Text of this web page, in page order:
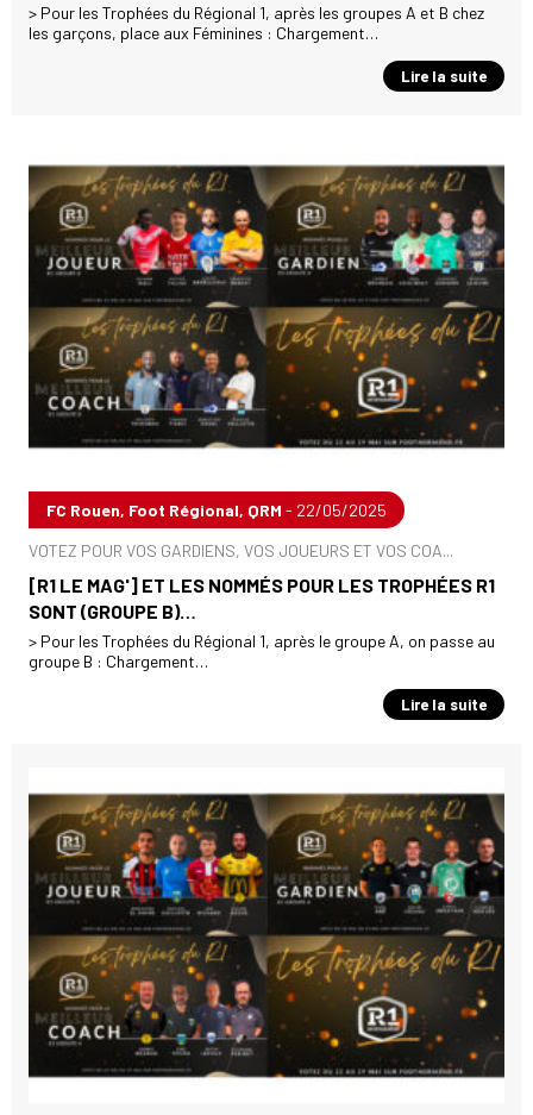
> Pour les Trophées du Régional 1, après les groupes A et B chez
les garçons, place aux Féminines : Chargement…
Lire la suite
FC Rouen, Foot Régional, QRM - 22/05/2025
VOTEZ POUR VOS GARDIENS, VOS JOUEURS ET VOS COA...
[R1 LE MAG'] ET LES NOMMÉS POUR LES TROPHÉES R1
SONT (GROUPE B)…
> Pour les Trophées du Régional 1, après le groupe A, on passe au
groupe B : Chargement…
Lire la suite